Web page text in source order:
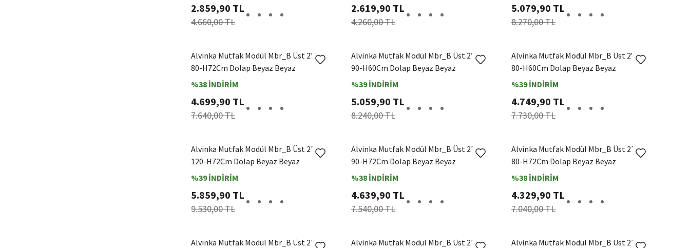
2.859,90 TL
4.660,00 TL
2.619,90 TL
4.260,00 TL
5.079,90 TL
8.270,00 TL
Alvinka Mutfak Modül Mbr_B Üst 2Yk1R
80-H72Cm Dolap Beyaz Beyaz
%38 İNDİRİM
4.699,90 TL
7.640,00 TL
Alvinka Mutfak Modül Mbr_B Üst 2Yk1R
90-H60Cm Dolap Beyaz Beyaz
%39 İNDİRİM
5.059,90 TL
8.240,00 TL
Alvinka Mutfak Modül Mbr_B Üst 2Yk1R
80-H60Cm Dolap Beyaz Beyaz
%39 İNDİRİM
4.749,90 TL
7.730,00 TL
Alvinka Mutfak Modül Mbr_B Üst 2Dk1R
120-H72Cm Dolap Beyaz Beyaz
%39 İNDİRİM
5.859,90 TL
9.530,00 TL
Alvinka Mutfak Modül Mbr_B Üst 2Dk1R
90-H72Cm Dolap Beyaz Beyaz
%38 İNDİRİM
4.639,90 TL
7.540,00 TL
Alvinka Mutfak Modül Mbr_B Üst 2Dk1R
80-H72Cm Dolap Beyaz Beyaz
%38 İNDİRİM
4.329,90 TL
7.040,00 TL
Alvinka Mutfak Modül Mbr_B Üst 2Dk1R
Alvinka Mutfak Modül Mbr_B Üst 2Dk1R
Alvinka Mutfak Modül Mbr_B Üst 2Dk1R